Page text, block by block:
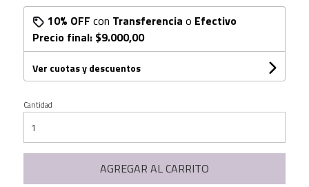
10% OFF con Transferencia o Efectivo
Precio final: $9.000,00
Ver cuotas y descuentos
Cantidad
AGREGAR AL CARRITO